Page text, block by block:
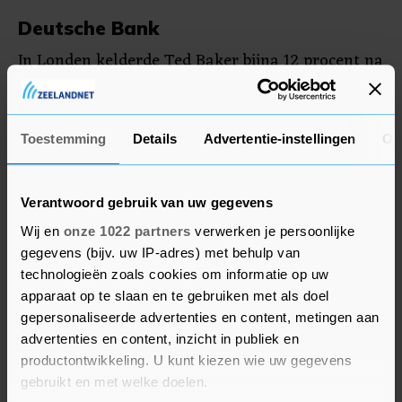
Toestemming Details Advertentie-instellingen
Verantwoord gebruik van uw gegevens
Wij en onze 1022 partners verwerken je persoonlijke
gegevens (bijv. uw IP-adres) met behulp van
technologieën zoals cookies om informatie op uw
apparaat op te slaan en te gebruiken met als doel
gepersonaliseerde advertenties en content, metingen aan
advertenties en content, inzicht in publiek en
productontwikkeling. U kunt kiezen wie uw gegevens
gebruikt en met welke doelen.
Deutsche Bank
In Londen kelderde Ted Baker bijna 12 procent na
het opstappen van de topman en de voorzitter.
Het Britse modemerk gaf een winstalarm en
schrapte het dividend na tegenvallende verkopen
tijdens het koopjesfestijn Black Friday. Het
procent in Brussel dankzij beter dan verwachte
halfjaarresultaten.
In Frankfurt daalde Deutsche Bank 0,4 procent.
De bank twijfelt aan zijn eigen winstdoel vanwege
de druk van de lage rentes op de
winstgevendheid. Daarnaast overweegt de
financiële instelling volgens zakenkrant